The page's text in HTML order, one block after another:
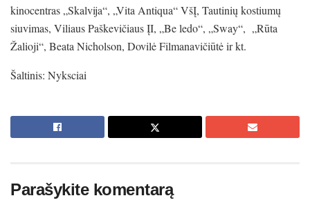
kinocentras „Skalvija“, „Vita Antiqua“ VšĮ, Tautinių kostiumų
siuvimas, Viliaus Paškevičiaus ĮI, „Be ledo“, „Sway“, „Rūta
Žalioji“, Beata Nicholson, Dovilė Filmanavičiūtė ir kt.
Šaltinis: Nyksciai
Parašykite komentarą